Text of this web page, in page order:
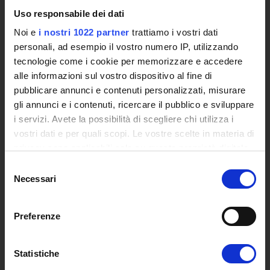
Uso responsabile dei dati
Noi e i nostri 1022 partner trattiamo i vostri dati
personali, ad esempio il vostro numero IP, utilizzando
tecnologie come i cookie per memorizzare e accedere
alle informazioni sul vostro dispositivo al fine di
pubblicare annunci e contenuti personalizzati, misurare
gli annunci e i contenuti, ricercare il pubblico e sviluppare
i servizi. Avete la possibilità di scegliere chi utilizza i
vostri dati e per quali scopi. Le vostre scelte in materia di
modificare o revocare il proprio consenso in qualsiasi
momento dalla Dichiarazione sui cookie o facendo clic
raccogliere informazioni sulla tua posizione
geografica, con un'approssimazione di qualche
delNecessari
Preferenze
Statistiche
Institutional websites and interacademic projects
Access to the Database of the Online Student Services
Certified E-mail
Rector Inbox
TEACHING
Degree Courses
Advanced training courses
Mondo Scuola post graduate training and qualifying